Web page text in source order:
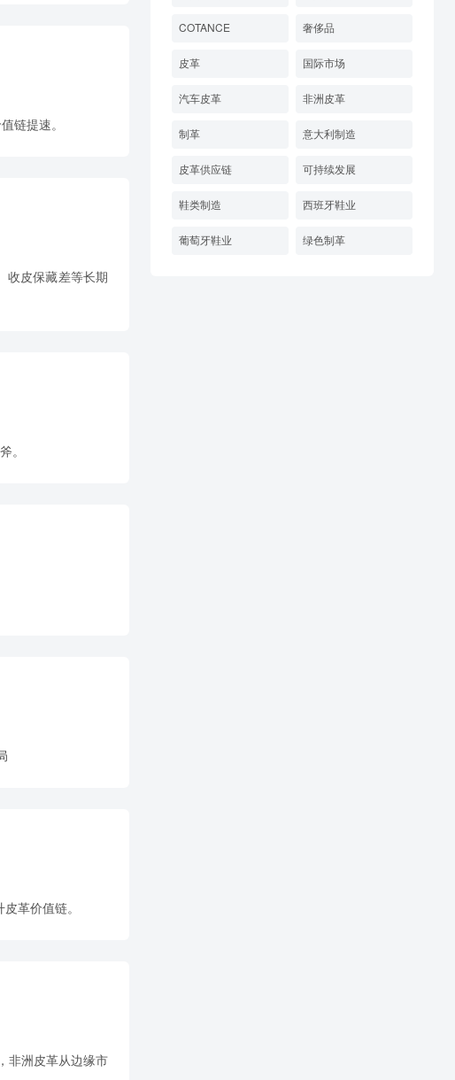
链提速。
收皮保藏差等长期
。
革价值链。
非洲皮革从边缘市
COTANCE 奢侈品
皮革 国际市场
汽车皮革 非洲皮革
制革 意大利制造
皮革供应链 可持续发展
鞋类制造 西班牙鞋业
葡萄牙鞋业 绿色制革